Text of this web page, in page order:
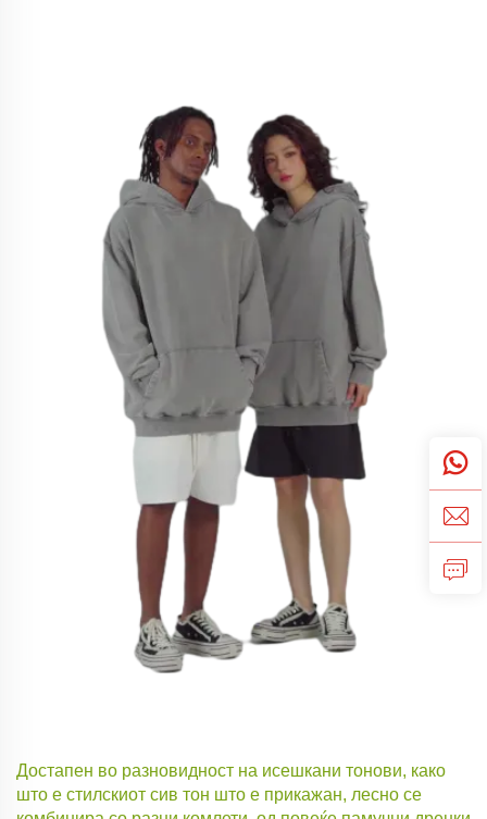
Достапен во разновидност на исешкани тонови, како
што е стилскиот сив тон што е прикажан, лесно се